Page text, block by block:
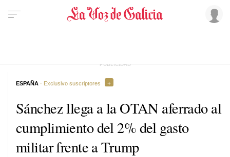
Sánchez llega a la OTAN aferrado al
cumplimiento del 2% del gasto
militar frente a Trump
ESPAÑA · Exclusivo suscriptores